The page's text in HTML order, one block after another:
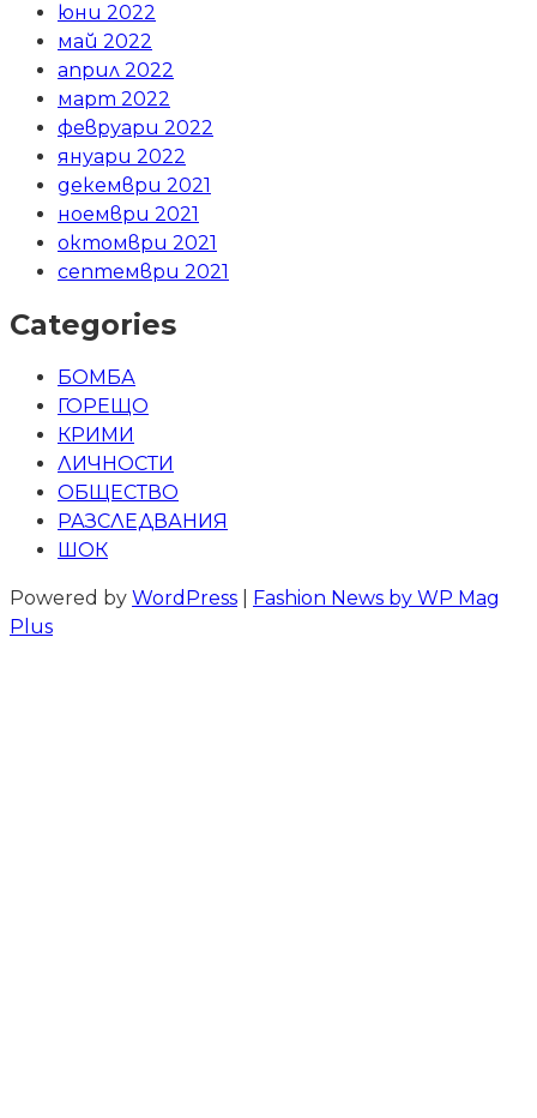
юни 2022
май 2022
април 2022
март 2022
февруари 2022
януари 2022
декември 2021
ноември 2021
октомври 2021
септември 2021
Categories
БОМБА
ГОРЕЩО
КРИМИ
ЛИЧНОСТИ
ОБЩЕСТВО
РАЗСЛЕДВАНИЯ
ШОК
Powered by WordPress
Fashion News by WP Mag
Plus